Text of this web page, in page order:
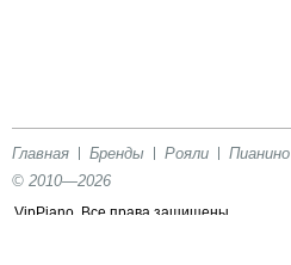
Главная Бренды Рояли Пианино
© 2010—2026
VipPiano. Все права защищены.